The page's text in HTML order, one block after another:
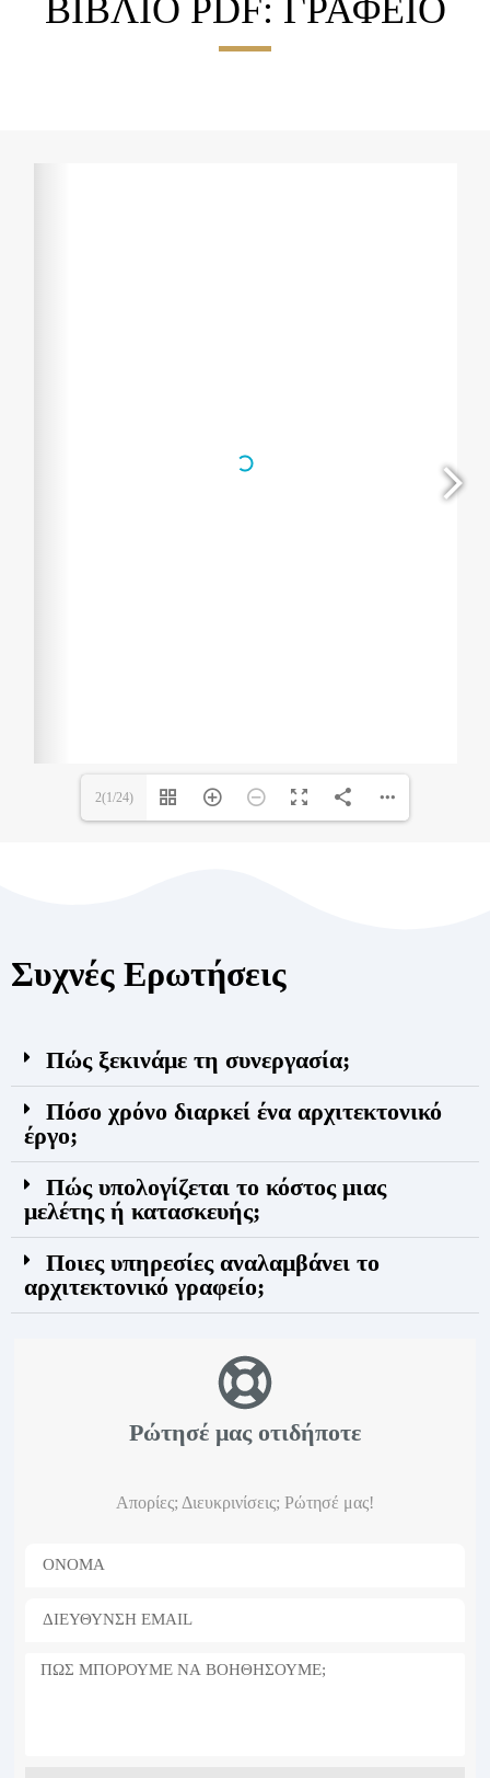
ΒΙΒΛΙΟ PDF: ΓΡΑΦΕΙΟ
2(1/24)
Συχνές Ερωτήσεις
Πώς ξεκινάμε τη συνεργασία;
Πόσο χρόνο διαρκεί ένα αρχιτεκτονικό
έργο;
Πώς υπολογίζεται το κόστος μιας
μελέτης ή κατασκευής;
Ποιες υπηρεσίες αναλαμβάνει το
αρχιτεκτονικό γραφείο;
Ρώτησέ μας οτιδήποτε
Απορίες; Διευκρινίσεις; Ρώτησέ μας!